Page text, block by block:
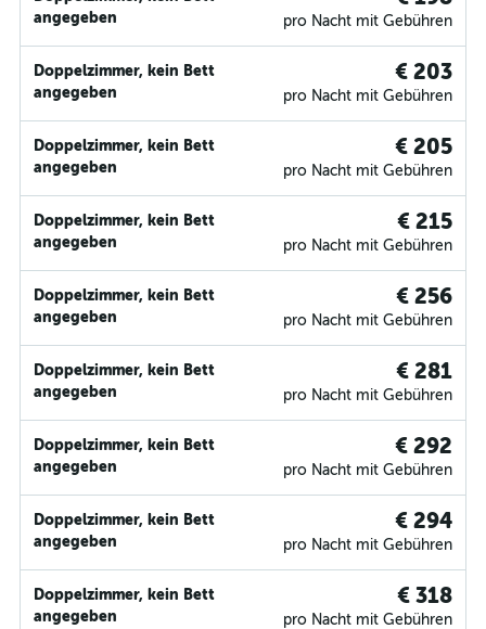
angegeben
pro Nacht mit Gebühren
Doppelzimmer, kein Bett
angegeben
€ 203
pro Nacht mit Gebühren
Doppelzimmer, kein Bett
angegeben
€ 205
pro Nacht mit Gebühren
Doppelzimmer, kein Bett
angegeben
€ 215
pro Nacht mit Gebühren
Doppelzimmer, kein Bett
angegeben
€ 256
pro Nacht mit Gebühren
Doppelzimmer, kein Bett
angegeben
€ 281
pro Nacht mit Gebühren
Doppelzimmer, kein Bett
angegeben
€ 292
pro Nacht mit Gebühren
Doppelzimmer, kein Bett
angegeben
€ 294
pro Nacht mit Gebühren
Doppelzimmer, kein Bett
angegeben
€ 318
pro Nacht mit Gebühren